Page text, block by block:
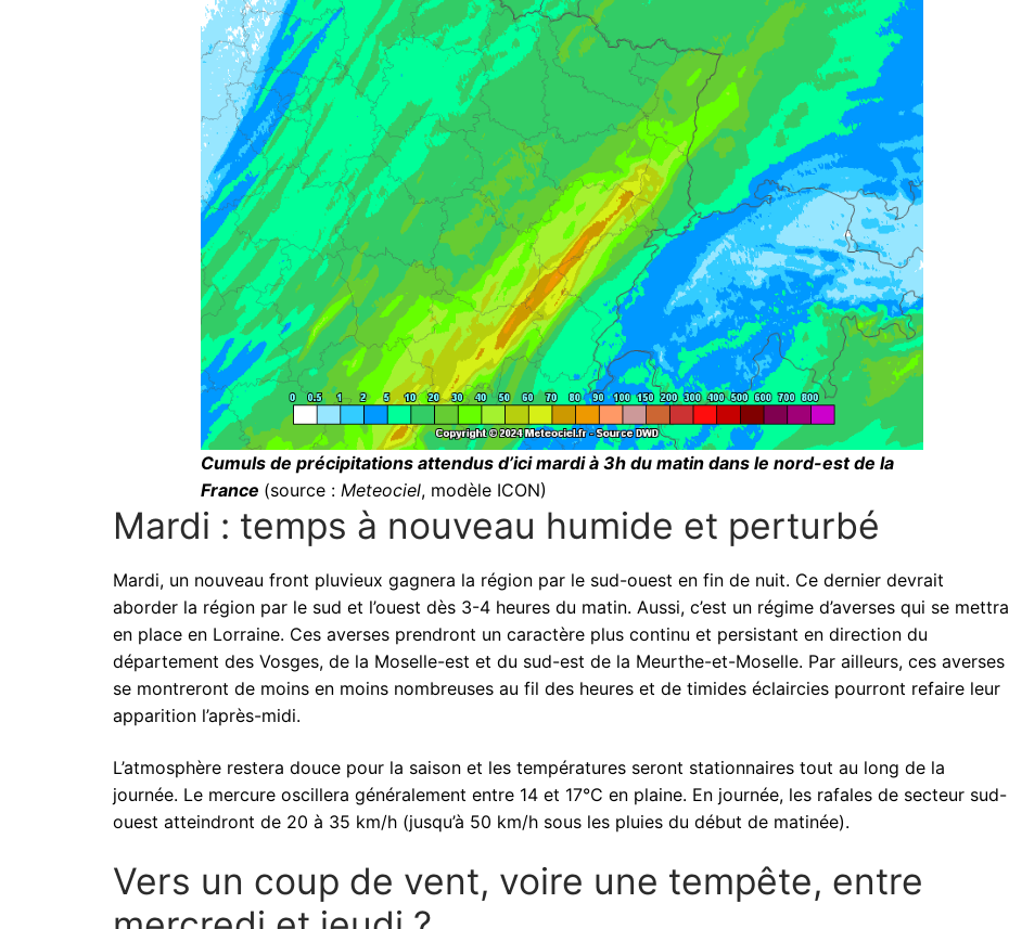
Cumuls de précipitations attendus d’ici mardi à 3h du matin dans le nord-est de la
France (source : Meteociel, modèle ICON)
Mardi : temps à nouveau humide et perturbé
Mardi, un nouveau front pluvieux gagnera la région par le sud-ouest en fin de nuit. Ce dernier devrait
aborder la région par le sud et l’ouest dès 3-4 heures du matin. Aussi, c’est un régime d’averses qui se mettra
en place en Lorraine. Ces averses prendront un caractère plus continu et persistant en direction du
département des Vosges, de la Moselle-est et du sud-est de la Meurthe-et-Moselle. Par ailleurs, ces averses
se montreront de moins en moins nombreuses au fil des heures et de timides éclaircies pourront refaire leur
apparition l’après-midi.
L’atmosphère restera douce pour la saison et les températures seront stationnaires tout au long de la
journée. Le mercure oscillera généralement entre 14 et 17°C en plaine. En journée, les rafales de secteur sud-
ouest atteindront de 20 à 35 km/h (jusqu’à 50 km/h sous les pluies du début de matinée).
Vers un coup de vent, voire une tempête, entre